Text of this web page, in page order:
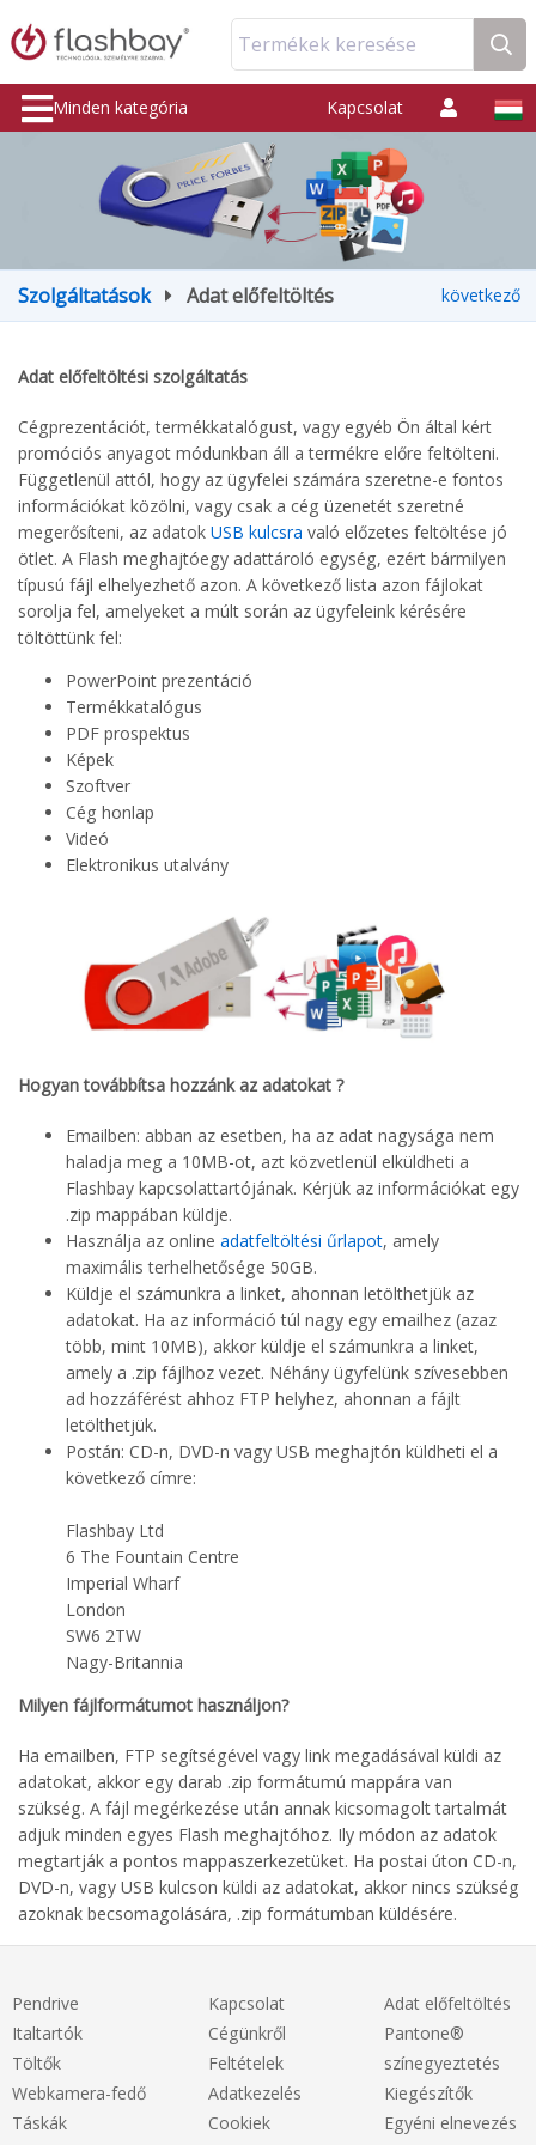
Termékek keresése
Minden kategória Kapcsolat
Szolgáltatások Adat előfeltöltés következő
Adat előfeltöltési szolgáltatás
Cégprezentációt, termékkatalógust, vagy egyéb Ön által kért
promóciós anyagot módunkban áll a termékre előre feltölteni.
Függetlenül attól, hogy az ügyfelei számára szeretne-e fontos
információkat közölni, vagy csak a cég üzenetét szeretné
megerősíteni, az adatok USB kulcsra való előzetes feltöltése jó
ötlet. A Flash meghajtóegy adattároló egység, ezért bármilyen
típusú fájl elhelyezhető azon. A következő lista azon fájlokat
sorolja fel, amelyeket a múlt során az ügyfeleink kérésére
töltöttünk fel:
PowerPoint prezentáció
Termékkatalógus
PDF prospektus
Képek
Szoftver
Cég honlap
Videó
Elektronikus utalvány
Hogyan továbbítsa hozzánk az adatokat ?
Emailben: abban az esetben, ha az adat nagysága nem
haladja meg a 10MB-ot, azt közvetlenül elküldheti a
Flashbay kapcsolattartójának. Kérjük az információkat egy
.zip mappában küldje.
Használja az online adatfeltöltési űrlapot, amely
maximális terhelhetősége 50GB.
Küldje el számunkra a linket, ahonnan letölthetjük az
adatokat. Ha az információ túl nagy egy emailhez (azaz
több, mint 10MB), akkor küldje el számunkra a linket,
amely a .zip fájlhoz vezet. Néhány ügyfelünk szívesebben
ad hozzáférést ahhoz FTP helyhez, ahonnan a fájlt
letölthetjük.
Postán: CD-n, DVD-n vagy USB meghajtón küldheti el a
következő címre:
Flashbay Ltd
6 The Fountain Centre
Imperial Wharf
London
SW6 2TW
Nagy-Britannia
Milyen fájlformátumot használjon?
Ha emailben, FTP segítségével vagy link megadásával küldi az
adatokat, akkor egy darab .zip formátumú mappára van
szükség. A fájl megérkezése után annak kicsomagolt tartalmát
adjuk minden egyes Flash meghajtóhoz. Ily módon az adatok
megtartják a pontos mappaszerkezetüket. Ha postai úton CD-n,
DVD-n, vagy USB kulcson küldi az adatokat, akkor nincs szükség
azoknak becsomagolására, .zip formátumban küldésére.
Pendrive
Italtartók
Töltők
Webkamera-fedő
Táskák
Kapcsolat
Cégünkről
Feltételek
Adatkezelés
Cookiek
Adat előfeltöltés
Pantone®
színegyeztetés
Kiegészítők
Egyéni elnevezés